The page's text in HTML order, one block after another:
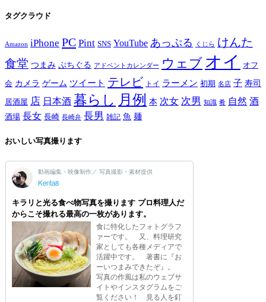
タグクラウド
Amazon iPhone PC Pint SNS YouTube あっぷる くじら けんた
食堂 つまみ ぷちぐる アドベントカレンダー ウェブ オイ オフ
会 カメラ ゲーム ツイート テレビ トイ ラーメン 初期 名店 子 寿司
居酒屋 店 日本酒 暮らし 月例 本 次女 次男 知識 肴 自然 酒
酒場 長女 長崎 長崎弁 長男 雑記 魚 麺
おいしい写真撮ります